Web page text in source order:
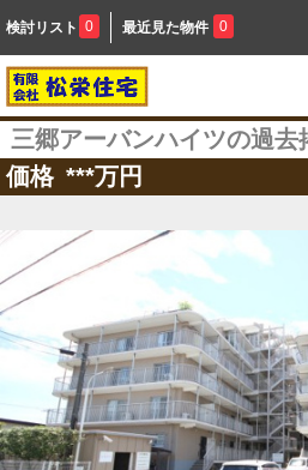
検討リスト 0 最近見た物件 0
三郷アーバンハイツの過去
価格 ***万円